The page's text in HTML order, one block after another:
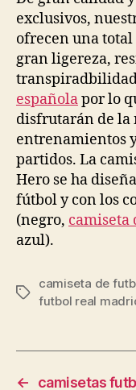
exclusivos,
ofrecen una
gran ligereza,
españolapor lo
disfrutarán de la
entrenamientos
partidos. La
Hero se ha
fútbol y con los
(negro, camiseta
azul).
Etiquetas
camiseta de
futbol real
← camisetas